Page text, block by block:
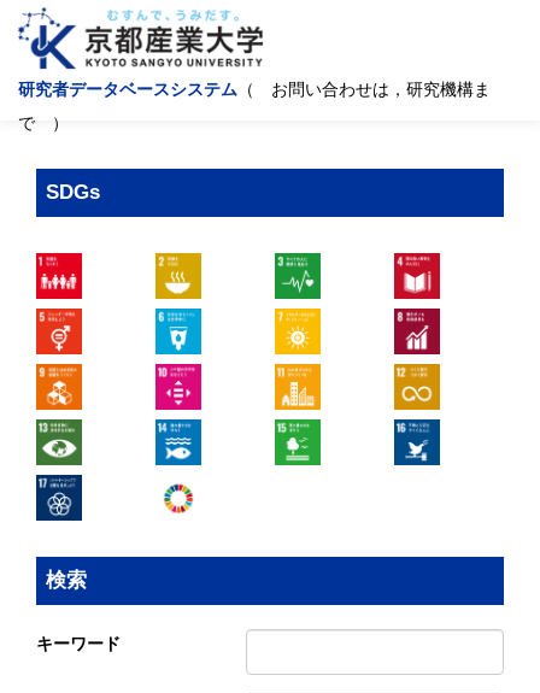
研究者データベースシステム （ お問い合わせは，研究機構ま
で ）
SDGs
検索
キーワード